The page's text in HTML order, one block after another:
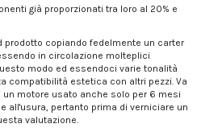
già proporzionati tra loro al 20% e
prodotto copiando fedelmente un carter
in circolazione molteplici
modo ed essendoci varie tonalità
compatibilità estetica con altri pezzi. Va
motore usato anche solo per 6 mesi
all'usura, pertanto prima di verniciare un
valutazione.